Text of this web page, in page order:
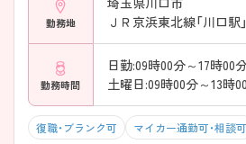
勤務地
ＪＲ京浜東北線「川口駅
勤務時間
日勤:09時00分～17時00分
土曜日:09時00分～13時00
復職・ブランク可 マイカー通勤可・相談可